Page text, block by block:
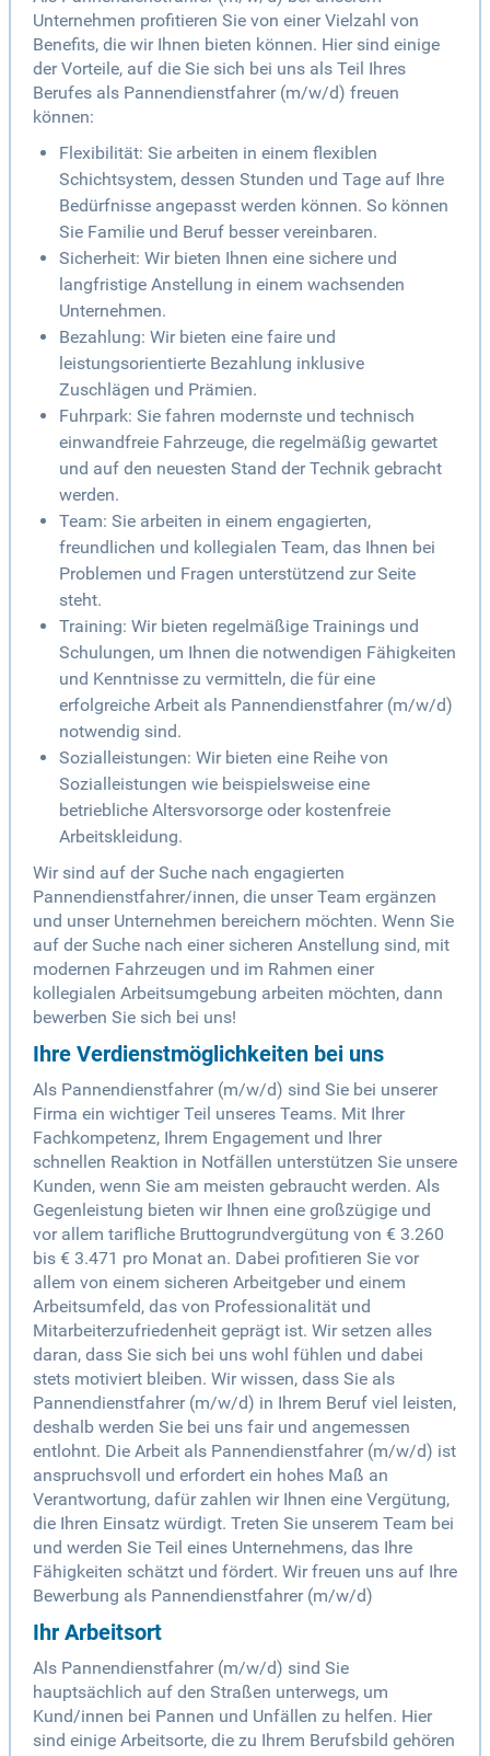
Unternehmen profitieren Sie von einer Vielzahl von
Benefits, die wir Ihnen bieten können. Hier sind einige
der Vorteile, auf die Sie sich bei uns als Teil Ihres
Berufes als Pannendienstfahrer (m/w/d) freuen
können:
Flexibilität: Sie arbeiten in einem flexiblen
Schichtsystem, dessen Stunden und Tage auf Ihre
Bedürfnisse angepasst werden können. So können
Sie Familie und Beruf besser vereinbaren.
Sicherheit: Wir bieten Ihnen eine sichere und
langfristige Anstellung in einem wachsenden
Unternehmen.
Bezahlung: Wir bieten eine faire und
leistungsorientierte Bezahlung inklusive
Zuschlägen und Prämien.
Fuhrpark: Sie fahren modernste und technisch
einwandfreie Fahrzeuge, die regelmäßig gewartet
und auf den neuesten Stand der Technik gebracht
werden.
Team: Sie arbeiten in einem engagierten,
freundlichen und kollegialen Team, das Ihnen bei
Problemen und Fragen unterstützend zur Seite
steht.
Training: Wir bieten regelmäßige Trainings und
Schulungen, um Ihnen die notwendigen Fähigkeiten
und Kenntnisse zu vermitteln, die für eine
erfolgreiche Arbeit als Pannendienstfahrer (m/w/d)
notwendig sind.
Sozialleistungen: Wir bieten eine Reihe von
Sozialleistungen wie beispielsweise eine
betriebliche Altersvorsorge oder kostenfreie
Arbeitskleidung.
Wir sind auf der Suche nach engagierten
Pannendienstfahrer/innen, die unser Team ergänzen
und unser Unternehmen bereichern möchten. Wenn Sie
auf der Suche nach einer sicheren Anstellung sind, mit
modernen Fahrzeugen und im Rahmen einer
kollegialen Arbeitsumgebung arbeiten möchten, dann
bewerben Sie sich bei uns!
Ihre Verdienstmöglichkeiten bei uns
Als Pannendienstfahrer (m/w/d) sind Sie bei unserer
Firma ein wichtiger Teil unseres Teams. Mit Ihrer
Fachkompetenz, Ihrem Engagement und Ihrer
schnellen Reaktion in Notfällen unterstützen Sie unsere
Kunden, wenn Sie am meisten gebraucht werden. Als
Gegenleistung bieten wir Ihnen eine großzügige und
vor allem tarifliche Bruttogrundvergütung von € 3.260
bis € 3.471 pro Monat an. Dabei profitieren Sie vor
allem von einem sicheren Arbeitgeber und einem
Arbeitsumfeld, das von Professionalität und
Mitarbeiterzufriedenheit geprägt ist. Wir setzen alles
daran, dass Sie sich bei uns wohl fühlen und dabei
stets motiviert bleiben. Wir wissen, dass Sie als
Pannendienstfahrer (m/w/d) in Ihrem Beruf viel leisten,
deshalb werden Sie bei uns fair und angemessen
entlohnt. Die Arbeit als Pannendienstfahrer (m/w/d) ist
anspruchsvoll und erfordert ein hohes Maß an
Verantwortung, dafür zahlen wir Ihnen eine Vergütung,
die Ihren Einsatz würdigt. Treten Sie unserem Team bei
und werden Sie Teil eines Unternehmens, das Ihre
Fähigkeiten schätzt und fördert. Wir freuen uns auf Ihre
Bewerbung als Pannendienstfahrer (m/w/d)
Ihr Arbeitsort
Als Pannendienstfahrer (m/w/d) sind Sie
hauptsächlich auf den Straßen unterwegs, um
Kund/innen bei Pannen und Unfällen zu helfen. Hier
sind einige Arbeitsorte, die zu Ihrem Berufsbild gehören